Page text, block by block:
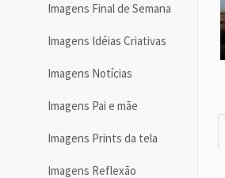
Imagens Final de Semana
Imagens Idéias Criativas
Imagens Notícias
Imagens Pai e mãe
Imagens Prints da tela
Imagens Reflexão